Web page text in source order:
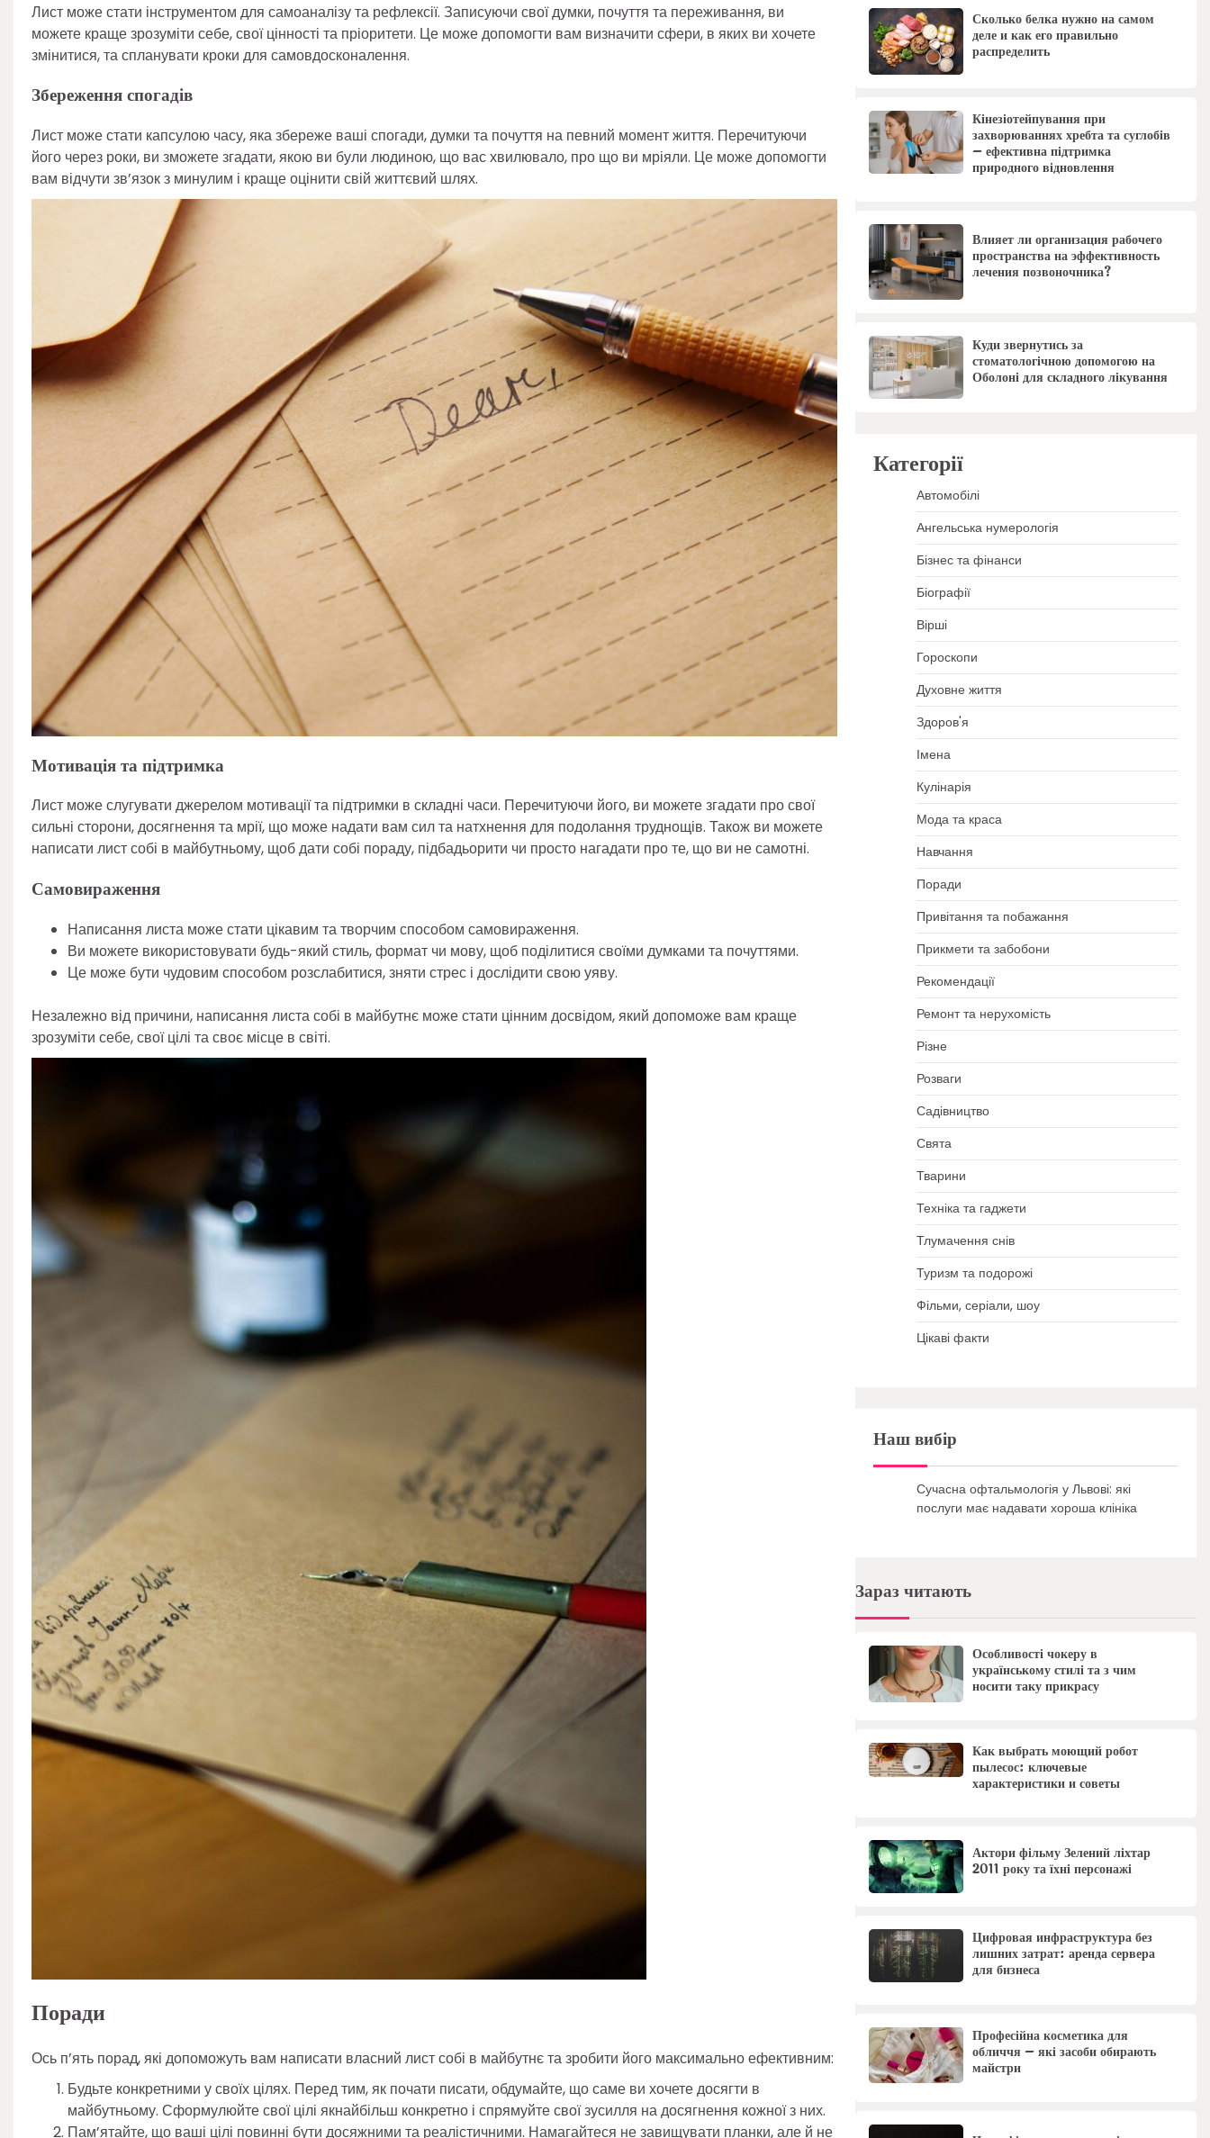
Лист може стати інструментом для самоаналізу та рефлексії. Записуючи свої думки, почуття та переживання, ви
можете краще зрозуміти себе, свої цінності та пріоритети. Це може допомогти вам визначити сфери, в яких ви хочете
змінитися, та спланувати кроки для самовдосконалення.
Збереження спогадів
Лист може стати капсулою часу, яка збереже ваші спогади, думки та почуття на певний момент життя. Перечитуючи
його через роки, ви зможете згадати, якою ви були людиною, що вас хвилювало, про що ви мріяли. Це може допомогти
вам відчути зв’язок з минулим і краще оцінити свій життєвий шлях.
Мотивація та підтримка
Лист може слугувати джерелом мотивації та підтримки в складні часи. Перечитуючи його, ви можете згадати про свої
сильні сторони, досягнення та мрії, що може надати вам сил та натхнення для подолання труднощів. Також ви можете
написати лист собі в майбутньому, щоб дати собі пораду, підбадьорити чи просто нагадати про те, що ви не самотні.
Самовираження
Написання листа може стати цікавим та творчим способом самовираження.
Ви можете використовувати будь-який стиль, формат чи мову, щоб поділитися своїми думками та почуттями.
Це може бути чудовим способом розслабитися, зняти стрес і дослідити свою уяву.
Незалежно від причини, написання листа собі в майбутнє може стати цінним досвідом, який допоможе вам краще
зрозуміти себе, свої цілі та своє місце в світі.
Поради
Ось п’ять порад, які допоможуть вам написати власний лист собі в майбутнє та зробити його максимально ефективним:
Будьте конкретними у своїх цілях. Перед тим, як почати писати, обдумайте, що саме ви хочете досягти в
майбутньому. Сформулюйте свої цілі якнайбільш конкретно і спрямуйте свої зусилля на досягнення кожної з них.
Пам’ятайте, що ваші цілі повинні бути досяжними та реалістичними. Намагайтеся не завищувати планки, але й не
Сколько белка нужно на самом
деле и как его правильно
распределить
Кінезіотейпування при
захворюваннях хребта та суглобів
– ефективна підтримка
природного відновлення
Влияет ли организация рабочего
пространства на эффективность
лечения позвоночника?
Куди звернутись за
стоматологічною допомогою на
Оболоні для складного лікування
Категорії
Автомобілі
Ангельська нумерологія
Бізнес та фінанси
Біографії
Вірші
Гороскопи
Духовне життя
Здоров'я
Імена
Кулінарія
Мода та краса
Навчання
Поради
Привітання та побажання
Прикмети та забобони
Рекомендації
Ремонт та нерухомість
Різне
Розваги
Садівництво
Свята
Тварини
Техніка та гаджети
Тлумачення снів
Туризм та подорожі
Фільми, серіали, шоу
Цікаві факти
Наш вибір
Сучасна офтальмологія у Львові: які
послуги має надавати хороша клініка
Зараз читають
Особливості чокеру в
українському стилі та з чим
носити таку прикрасу
Как выбрать моющий робот
пылесос: ключевые
характеристики и советы
Актори фільму Зелений ліхтар
2011 року та їхні персонажі
Цифровая инфраструктура без
лишних затрат: аренда сервера
для бизнеса
Професійна косметика для
обличчя – які засоби обирають
майстри